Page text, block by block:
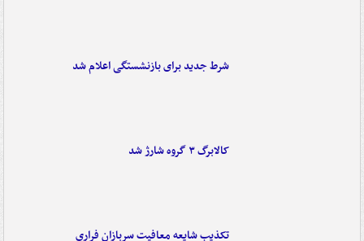
شرط جدید برای بازنشستگی اعلام شد
کالابرگ ۳ گروه شارژ شد
تکذیب شایعه معافیت سربازان فراری